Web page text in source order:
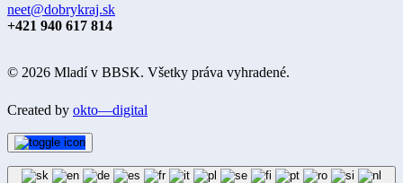
neet@dobrykraj.sk
+421 940 617 814
© 2026 Mladí v BBSK. Všetky práva vyhradené.
Created by okto—digital